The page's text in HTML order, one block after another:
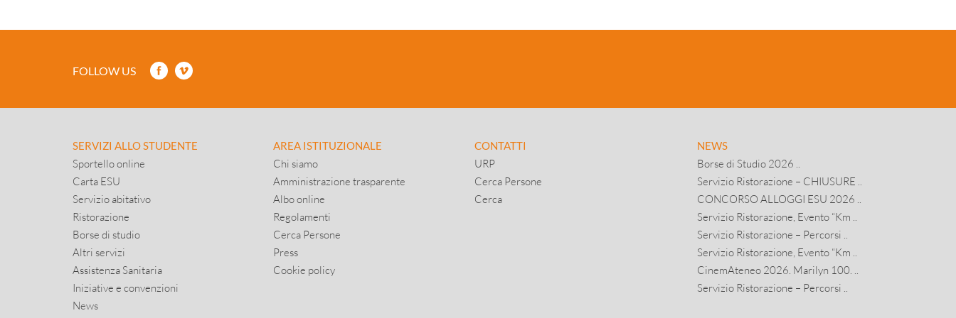
FOLLOW US
SERVIZI ALLO STUDENTE
Sportello online
Carta ESU
Servizio abitativo
Ristorazione
Borse di studio
Altri servizi
Assistenza Sanitaria
Iniziative e convenzioni
News
AREA ISTITUZIONALE
Chi siamo
Amministrazione trasparente
Albo online
Regolamenti
Cerca Persone
Press
Cookie policy
CONTATTI
URP
Cerca Persone
Cerca
NEWS
Borse di Studio 2026 ..
Servizio Ristorazione – CHIUSURE ..
CONCORSO ALLOGGI ESU 2026 ..
Servizio Ristorazione, Evento “Km ..
Servizio Ristorazione – Percorsi ..
Servizio Ristorazione, Evento “Km ..
CinemAteneo 2026. Marilyn 100. ..
Servizio Ristorazione – Percorsi ..